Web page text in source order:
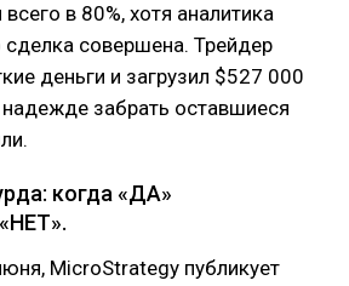
в 80%, хотя аналитика
сделка совершена. Трейдер
деньги и загрузил $527 000
забрать оставшиеся
когда «ДА»
MicroStrategy публикует